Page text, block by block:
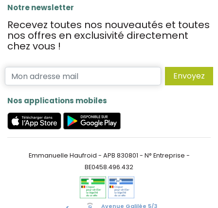
Notre newsletter
Recevez toutes nos nouveautés et toutes
nos offres en exclusivité directement
chez vous !
Envoyez
Nos applications mobiles
Emmanuelle Haufroid - APB 830801 - N° Entreprise -
BE0458.496.432
Avenue Galilée 5/3